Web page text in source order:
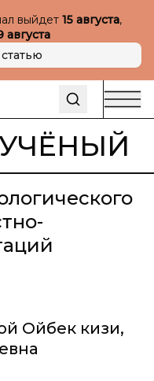
выйдет 15 августа,
августа
Ойбек кизи,